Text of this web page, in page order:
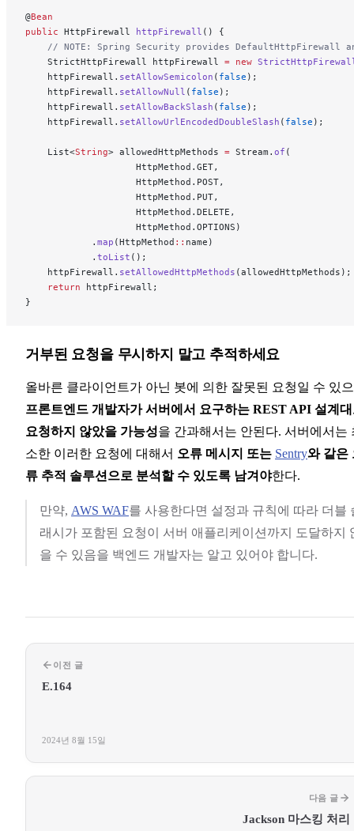
@Bean
public HttpFirewall httpFirewall () {
// NOTE: Spring Security provides DefaultHttpFirewall
    StrictHttpFirewall httpFirewall
= new
    httpFirewall.
setAllowSemicolon ( false );
    httpFirewall.
setAllowNull ( false );
    httpFirewall.
setAllowBackSlash ( false );
    httpFirewall.
setAllowUrlEncodedDoubleSlash ( false );
    List<
String> allowedHttpMethods = Stream. of (
                    HttpMethod.GET,
                    HttpMethod.POST,
                    HttpMethod.PUT,
                    HttpMethod.DELETE,
                    HttpMethod.OPTIONS)
            .
map (HttpMethod :: name)
            .
toList ();
    httpFirewall.
setAllowedHttpMethods (allowedHttpMethods);
    return
httpFirewall;
}
거부된 요청을 무시하지 말고 추적하세요
올바른 클라이언트가 아닌 봇에 의한 잘못된 요청일 수 있
프론트엔드 개발자가 서버에서 요구하는 REST API 설계
요청하지 않았을 가능성을 간과해서는 안된다. 서버에서는
소한 이러한 요청에 대해서 오류 메시지 또는 Sentry와 같은
류 추적 솔루션으로 분석할 수 있도록 남겨야한다.
만약, AWS WAF를 사용한다면 설정과 규칙에 따라 더블
래시가 포함된 요청이 서버 애플리케이션까지 도달하지
을 수 있음을 백엔드 개발자는 알고 있어야 합니다.
이전 글
E.164
2024년 8월 15일
다음 글
Jackson 마스킹 처리